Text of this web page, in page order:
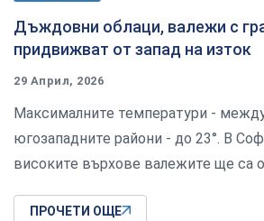
Дъждовни облаци, валежи с
придвижват от запад на изток
29 Април, 2026
Максималните температури - между
югозападните райони - до 23°. В
високите върхове валежите ще са
ПРОЧЕТИ ОЩЕ